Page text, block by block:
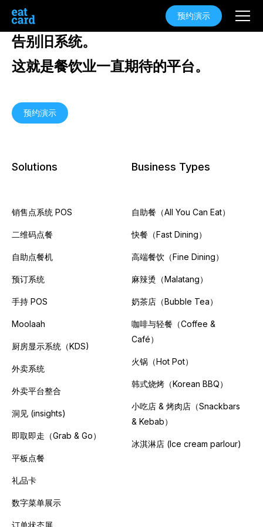
预约演示
告别旧系统。
这就是餐饮业一直期待的平台。
预约演示
Solutions
销售点系统 POS
二维码点餐
自助点餐机
预订系统
手持 POS
Moolaah
厨房显示系统（KDS)
外卖系统
外卖平台整合
洞见 (insights)
即取即走（Grab & Go）
平板点餐
礼品卡
数字菜单展示
订单状态屏
Business Types
自助餐（All You Can Eat）
快餐（Fast Dining）
高端餐饮（Fine Dining）
麻辣烫（Malatang）
奶茶店（Bubble Tea）
咖啡与轻餐（Coffee &
Café）
火锅（Hot Pot）
韩式烧烤（Korean BBQ）
小吃店 & 烤肉店（Snackbars
& Kebab）
冰淇淋店 (Ice cream parlour)